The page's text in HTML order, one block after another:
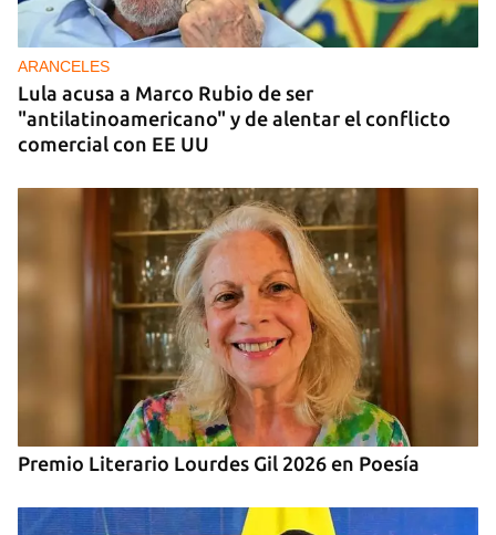
China entrega otros 5.000 sistemas fotovoltaicos
para zonas rurales de Cuba
ARANCELES
Lula acusa a Marco Rubio de ser
"antilatinoamericano" y de alentar el conflicto
comercial con EE UU
Premio Literario Lourdes Gil 2026 en Poesía